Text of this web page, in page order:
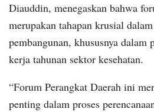
Diauddin, menegaskan bahwa
merupakan tahapan krusial
pembangunan, khususnya dalam
kerja tahunan sektor kesehatan.
“Forum Perangkat Daerah ini
penting dalam proses